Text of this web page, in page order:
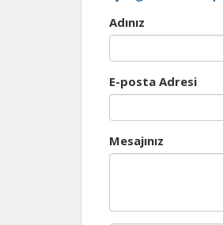
Adınız
E-posta Adresi
Mesajınız